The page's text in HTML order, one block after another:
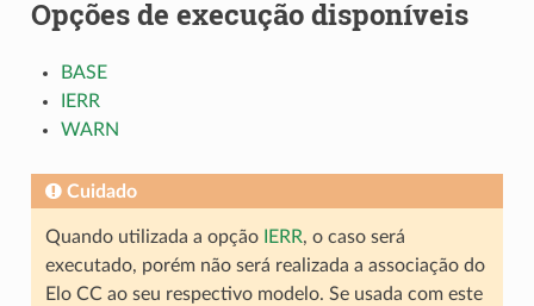
Opções de execução disponíveis
BASE
IERR
WARN
Cuidado
Quando utilizada a opção IERR, o caso será
executado, porém não será realizada a associação do
Elo CC ao seu respectivo modelo. Se usada com este